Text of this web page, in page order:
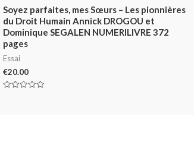
Soyez parfaites, mes Sœurs – Les pionnières
du Droit Humain Annick DROGOU et
Dominique SEGALEN NUMERILIVRE 372
pages
Essai
€20.00